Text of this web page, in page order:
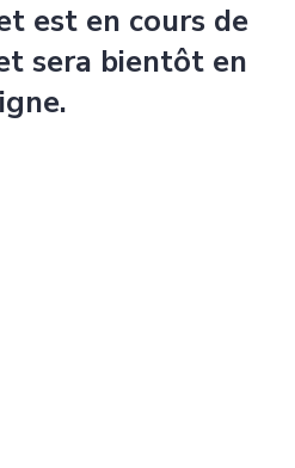
est en cours de
sera bientôt en